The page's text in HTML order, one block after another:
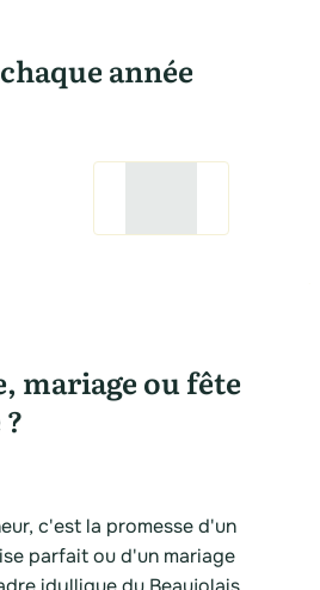
année
mariage ou fête
c'est la promesse d'un
parfait ou d'un mariage